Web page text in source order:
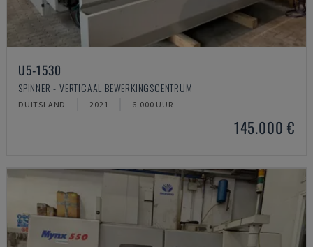
U5-1530
SPINNER - VERTICAAL BEWERKINGSCENTRUM
DUITSLAND 2021 6.000 UUR
145.000 €